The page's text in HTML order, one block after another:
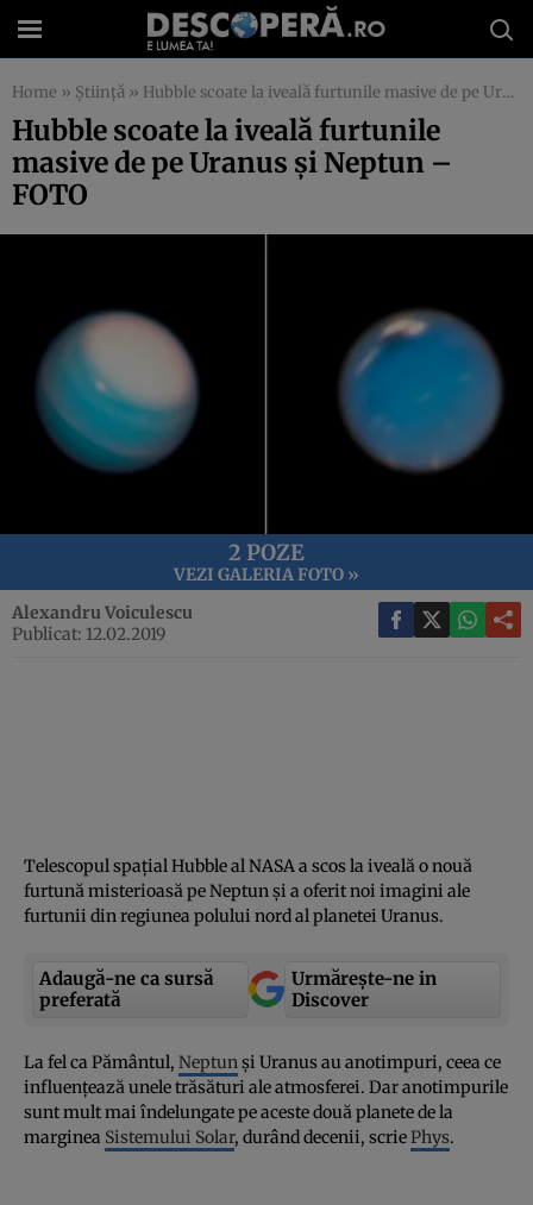
Home » Știință » Hubble scoate la iveală furtunile masive de pe Uranus şi Neptun – FOTO
Hubble scoate la iveală furtunile
masive de pe Uranus şi Neptun –
FOTO
2 POZE
VEZI GALERIA FOTO »
Alexandru Voiculescu
Publicat: 12.02.2019
Telescopul spaţial Hubble al NASA a scos la iveală o nouă
furtună misterioasă pe Neptun şi a oferit noi imagini ale
furtunii din regiunea polului nord al planetei Uranus.
Adaugă-ne ca sursă
preferată
Urmărește-ne in
Discover
La fel ca Pământul, Neptunşi Uranus au anotimpuri, ceea ce
influenţează unele trăsături ale atmosferei. Dar anotimpurile
sunt mult mai îndelungate pe aceste două planete de la
marginea Sistemului Solar, durând decenii, scriePhys.